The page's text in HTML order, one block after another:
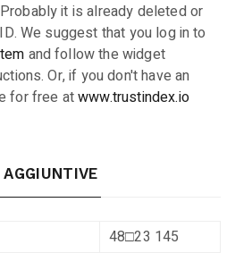
it is already deleted or
We suggest that you log in to
and follow the widget
Or, if you don't have an
for free atwww.trustindex.io
48□23 145